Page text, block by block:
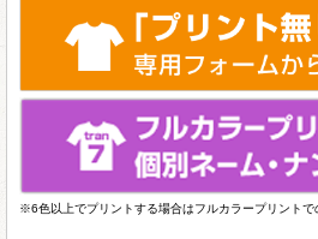
※6色以上でプリントする場合はフルカラープリントで